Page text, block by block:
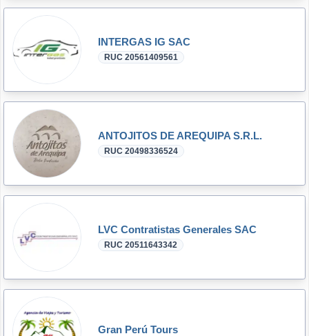
INTERGAS IG SAC
RUC 20561409561
ANTOJITOS DE AREQUIPA S.R.L.
RUC 20498336524
LVC Contratistas Generales SAC
RUC 20511643342
Gran Perú Tours